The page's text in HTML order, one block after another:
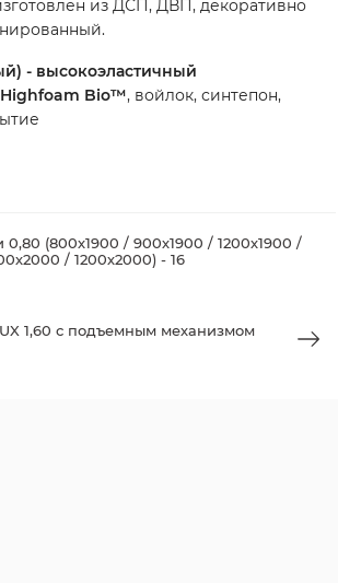
из ДСП, ДВП, декоративно
- высокоэластичный
Bio™, войлок, синтепон,
0,80 (800х1900 / 900х1900 / 1200х1900 /
/ 1200х2000) - 16
1,60 с подъемным механизмом